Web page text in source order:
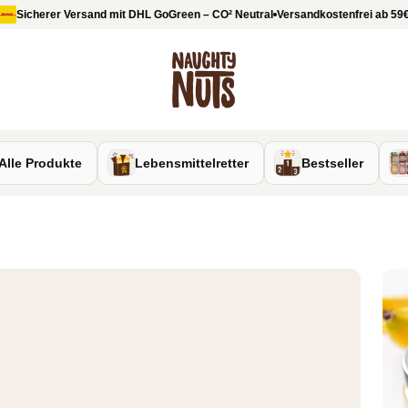
Versand mit DHL GoGreen – CO²Neutral Versandkostenfrei ab 59€
Naughty Nuts
Produkte Lebensmittelretter Bestseller